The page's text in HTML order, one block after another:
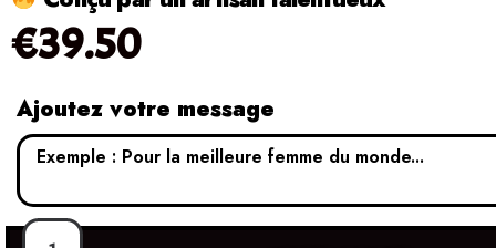
€39.50
Ajoutez votre message